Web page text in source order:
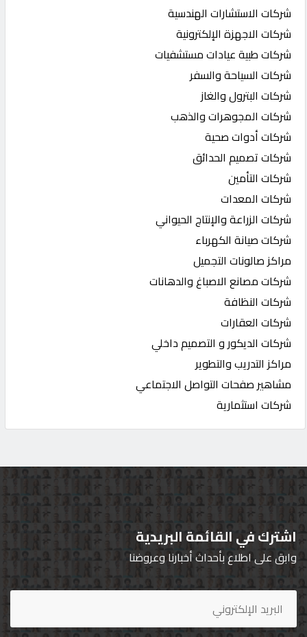
شركات الاستشارات الهندسية
شركات الاجهزة الإلكترونية
شركات طبية عيادات مستشفيات
شركات السياحة والسفر
شركات البترول والغاز
شركات المجوهرات والذهب
شركات أدوات صحية
شركات تصميم الحدائق
شركات التأمين
شركات المعدات
شركات الزراعة والإنتاج الحيواني
شركات صيانة الكهرباء
مراكز صالونات التجميل
شركات مصانع الاصباغ والدهانات
شركات النظافة
شركات العقارات
شركات الديكور و التصميم داخلي
مراكز التدريب والتطوير
مشاهير صفحات التواصل الاجتماعي
شركات استثمارية
اشترك في القائمة البريدية
وابق على اطلاع بأحداث أخبارنا وعروضنا